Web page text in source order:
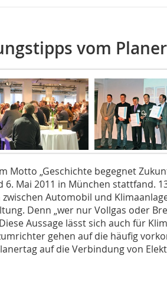
vom
Motto „Geschichte begegnet
6. Mai 2011 in München stattfand.
zwischen Automobil und
Denn „wer nur Vollgas oder
Aussage lässt sich auch für
gehen auf die häufig
auf die Verbindung von